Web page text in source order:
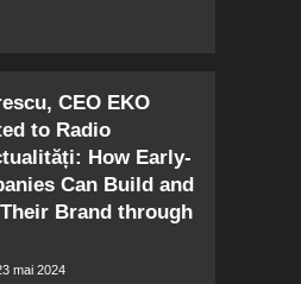
CEO EKO
to Radio
How Early-
Can Build and
Brand through
mai 2024